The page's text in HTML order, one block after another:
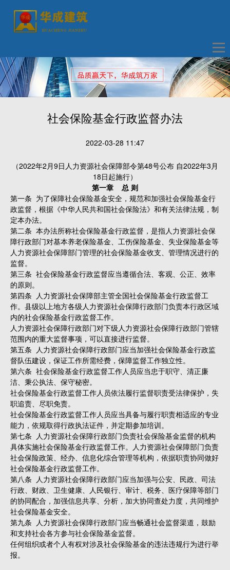
社会保险基金行政监督办法
2022-03-28 11:47
（2022年2月9日人力资源社会保障部令第48号公布 自2022年3月
18日起施行）
第一章 总 则
第一条 为了保障社会保险基金安全，规范和加强社会保险基金行
政监督，根据《中华人民共和国社会保险法》和有关法律法规，制
定本办法。
第二条 本办法所称社会保险基金行政监督，是指人力资源社会保
障行政部门对基本养老保险基金、工伤保险基金、失业保险基金等
人力资源社会保障部门管理的社会保险基金收支、管理情况进行的
监督。
第三条 社会保险基金行政监督应当遵循合法、客观、公正、效率
的原则。
第四条 人力资源社会保障部主管全国社会保险基金行政监督工
作。县级以上地方各级人力资源社会保障行政部门负责本行政区域
内的社会保险基金行政监督工作。
人力资源社会保障行政部门对下级人力资源社会保障行政部门管辖
范围内的重大监督事项，可以直接进行监督。
第五条 人力资源社会保障行政部门应当加强社会保险基金行政监
督队伍建设，保证工作所需经费，保障监督工作独立性。
第六条 社会保险基金行政监督工作人员应当忠于职守、清正廉
洁、秉公执法、保守秘密。
社会保险基金行政监督工作人员依法履行监督职责受法律保护，失
职追责、尽职免责。
社会保险基金行政监督工作人员应当具备与履行职责相适应的专业
能力，依规取得行政执法证件，并定期参加培训。
第七条 人力资源社会保障行政部门负责社会保险基金监督的机构
具体实施社会保险基金行政监督工作。人力资源社会保障部门负责
社会保险政策、经办、信息化综合管理等机构，依据职责协同做好
社会保险基金行政监督工作。
第八条 人力资源社会保障行政部门应当加强与公安、民政、司法
行政、财政、卫生健康、人民银行、审计、税务、医疗保障等部门
的协同配合，加强信息共享、分析，加大协同查处力度，共同维护
社会保险基金安全。
第九条 人力资源社会保障行政部门应当畅通社会监督渠道，鼓励
和支持社会各方参与社会保险基金监督。
任何组织或者个人有权对涉及社会保险基金的违法违规行为进行举
报。